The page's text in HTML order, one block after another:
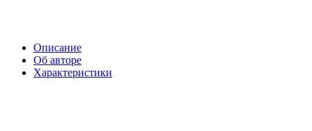
Описание
Об авторе
Характеристики